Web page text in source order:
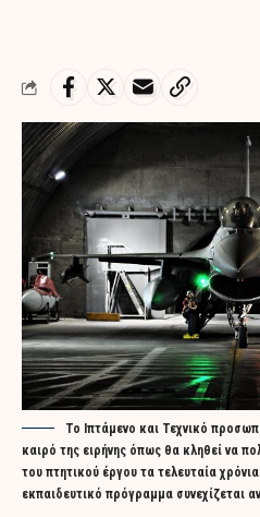
Το Ιπτάμενο και Τεχνικό
καιρό της ειρήνης όπως θα κληθεί να
του πτητικού έργου τα τελευταία
εκπαιδευτικό πρόγραμμα συνεχίζεται